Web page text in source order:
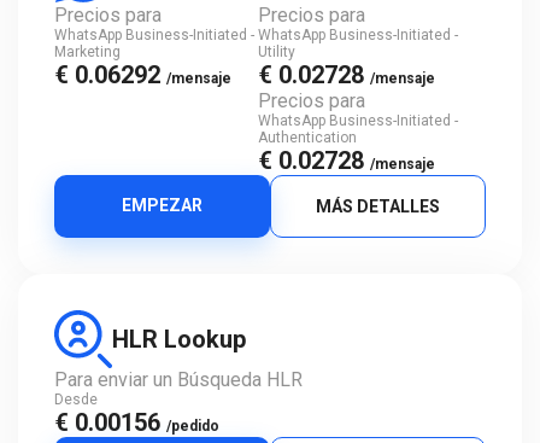
Precios para
WhatsApp Business-Initiated -
Marketing
€ 0.06292 /mensaje
Precios para
WhatsApp Business-Initiated -
Utility
€ 0.02728 /mensaje
Precios para
WhatsApp Business-Initiated -
Authentication
€ 0.02728 /mensaje
EMPEZAR MÁS DETALLES
HLR Lookup
Para enviar un Búsqueda HLR
Desde
€ 0.00156 /pedido